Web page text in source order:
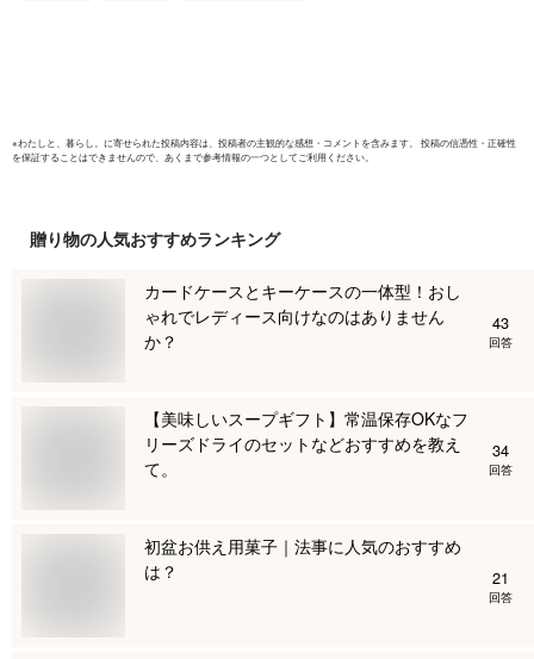
※わたしと、暮らし。 に寄せられた投稿内容は、投稿者の主観的な感想・コメントを含みます。 投稿の信憑性・正確性
を保証することはできませんので、あくまで参考情報の一つとしてご利用ください。
贈り物の人気おすすめランキング
カードケースとキーケースの一体型！おし
ゃれでレディース向けなのはありません
か？
43
回答
【美味しいスープギフト】常温保存OKなフ
リーズドライのセットなどおすすめを教え
て。
34
回答
初盆お供え用菓子｜法事に人気のおすすめ
は？
21
回答